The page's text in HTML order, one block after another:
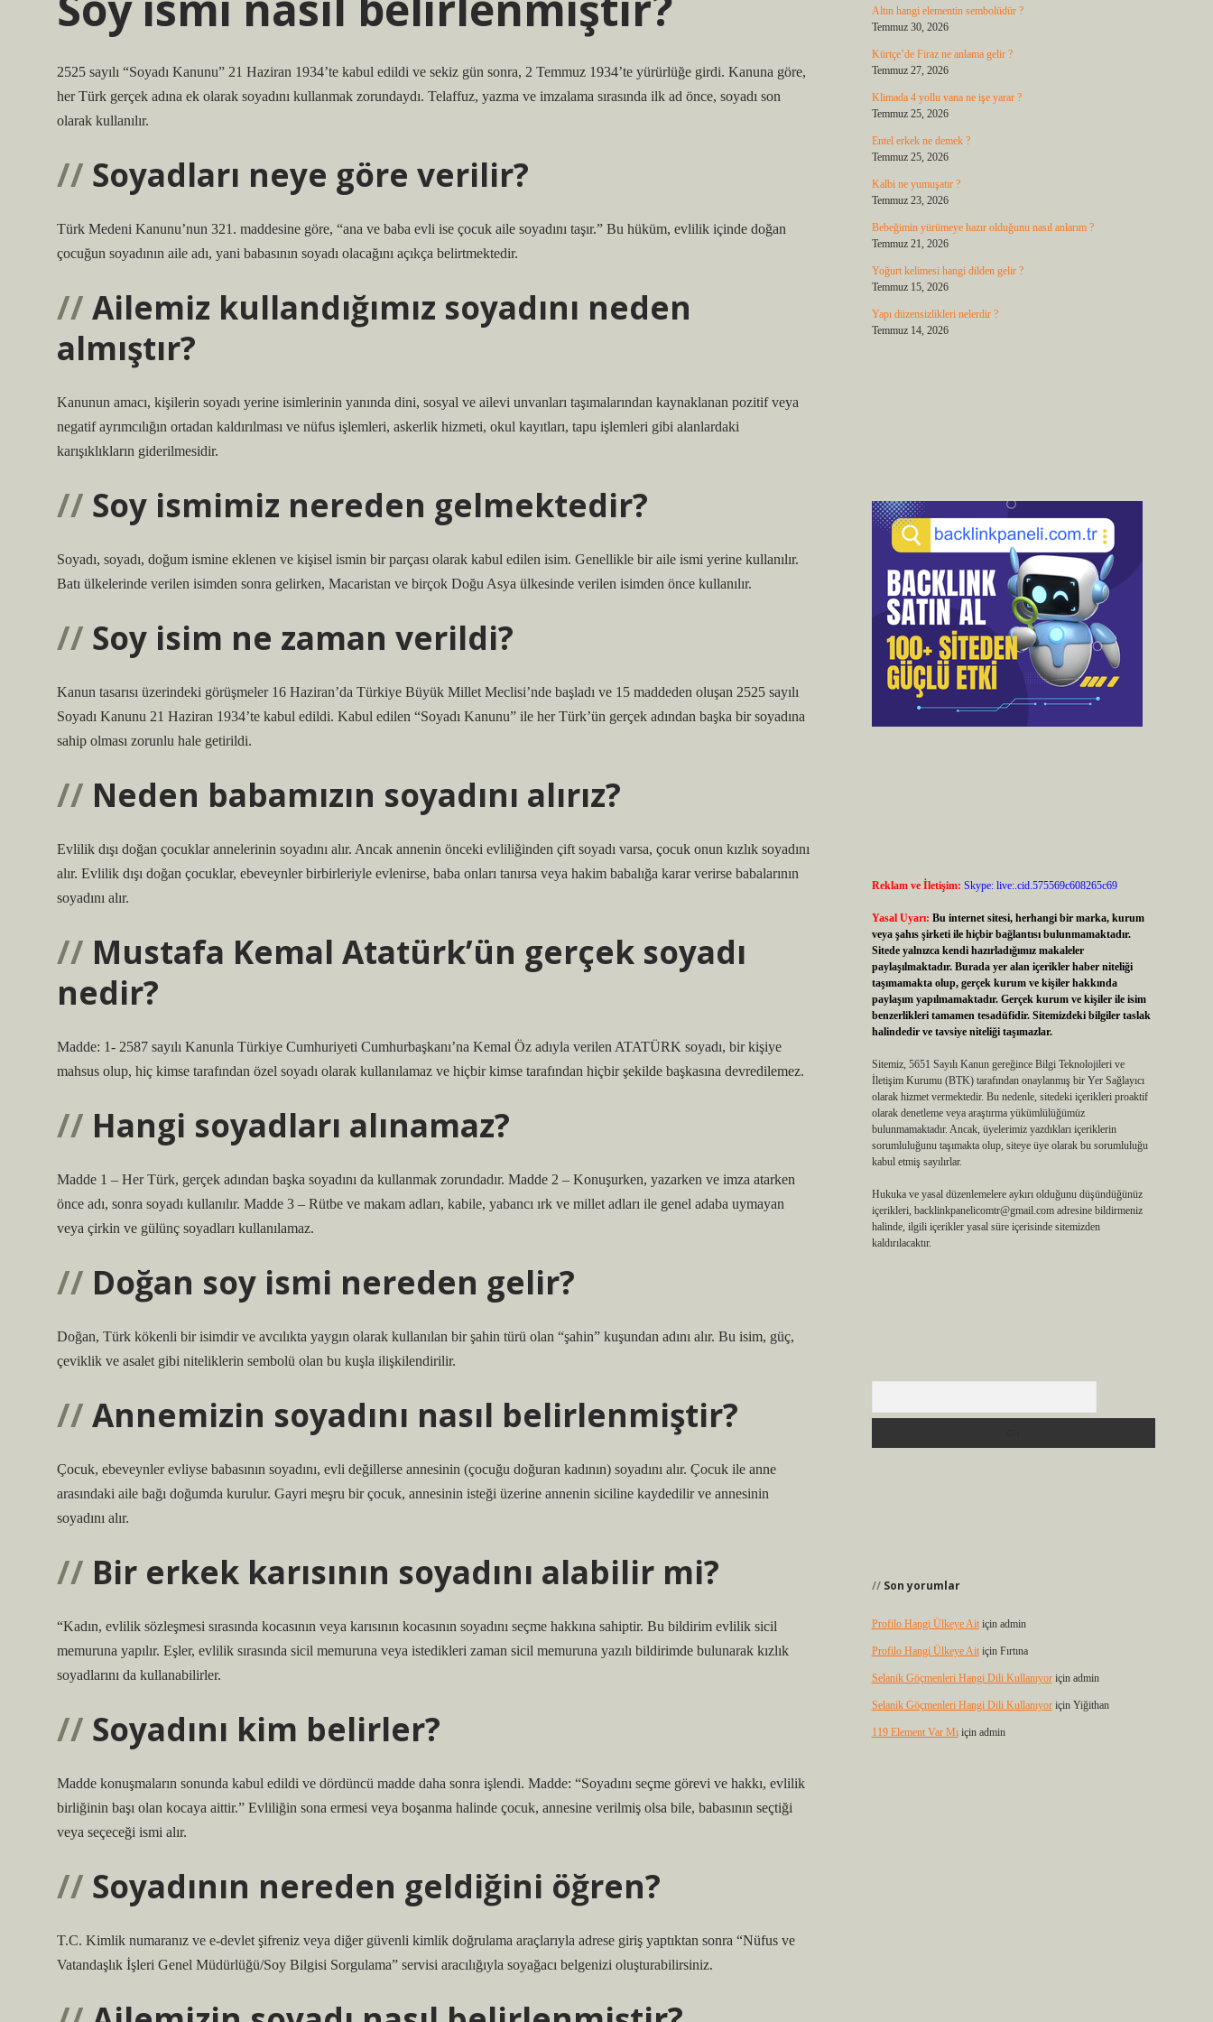
2525 sayılı “Soyadı Kanunu” 21 Haziran 1934’te kabul edildi ve sekiz gün sonra, 2 Temmuz 1934’te yürürlüğe girdi. Kanuna göre,
her Türk gerçek adına ek olarak soyadını kullanmak zorundaydı. Telaffuz, yazma ve imzalama sırasında ilk ad önce, soyadı son
olarak kullanılır.
Soyadları neye göre verilir?
Türk Medeni Kanunu’nun 321. maddesine göre, “ana ve baba evli ise çocuk aile soyadını taşır.” Bu hüküm, evlilik içinde doğan
çocuğun soyadının aile adı, yani babasının soyadı olacağını açıkça belirtmektedir.
Ailemiz kullandığımız soyadını neden
almıştır?
Kanunun amacı, kişilerin soyadı yerine isimlerinin yanında dini, sosyal ve ailevi unvanları taşımalarından kaynaklanan pozitif veya
negatif ayrımcılığın ortadan kaldırılması ve nüfus işlemleri, askerlik hizmeti, okul kayıtları, tapu işlemleri gibi alanlardaki
karışıklıkların giderilmesidir.
Soy ismimiz nereden gelmektedir?
Soyadı, soyadı, doğum ismine eklenen ve kişisel ismin bir parçası olarak kabul edilen isim. Genellikle bir aile ismi yerine kullanılır.
Batı ülkelerinde verilen isimden sonra gelirken, Macaristan ve birçok Doğu Asya ülkesinde verilen isimden önce kullanılır.
Soy isim ne zaman verildi?
Kanun tasarısı üzerindeki görüşmeler 16 Haziran’da Türkiye Büyük Millet Meclisi’nde başladı ve 15 maddeden oluşan 2525 sayılı
Soyadı Kanunu 21 Haziran 1934’te kabul edildi. Kabul edilen “Soyadı Kanunu” ile her Türk’ün gerçek adından başka bir soyadına
sahip olması zorunlu hale getirildi.
Neden babamızın soyadını alırız?
Evlilik dışı doğan çocuklar annelerinin soyadını alır. Ancak annenin önceki evliliğinden çift soyadı varsa, çocuk onun kızlık soyadını
alır. Evlilik dışı doğan çocuklar, ebeveynler birbirleriyle evlenirse, baba onları tanırsa veya hakim babalığa karar verirse babalarının
soyadını alır.
Mustafa Kemal Atatürk’ün gerçek soyadı
nedir?
Madde: 1- 2587 sayılı Kanunla Türkiye Cumhuriyeti Cumhurbaşkanı’na Kemal Öz adıyla verilen ATATÜRK soyadı, bir kişiye
mahsus olup, hiç kimse tarafından özel soyadı olarak kullanılamaz ve hiçbir kimse tarafından hiçbir şekilde başkasına devredilemez.
Hangi soyadları alınamaz?
Madde 1 – Her Türk, gerçek adından başka soyadını da kullanmak zorundadır. Madde 2 – Konuşurken, yazarken ve imza atarken
önce adı, sonra soyadı kullanılır. Madde 3 – Rütbe ve makam adları, kabile, yabancı ırk ve millet adları ile genel adaba uymayan
veya çirkin ve gülünç soyadları kullanılamaz.
Doğan soy ismi nereden gelir?
Doğan, Türk kökenli bir isimdir ve avcılıkta yaygın olarak kullanılan bir şahin türü olan “şahin” kuşundan adını alır. Bu isim, güç,
çeviklik ve asalet gibi niteliklerin sembolü olan bu kuşla ilişkilendirilir.
Annemizin soyadını nasıl belirlenmiştir?
Çocuk, ebeveynler evliyse babasının soyadını, evli değillerse annesinin (çocuğu doğuran kadının) soyadını alır. Çocuk ile anne
arasındaki aile bağı doğumda kurulur. Gayri meşru bir çocuk, annesinin isteği üzerine annenin siciline kaydedilir ve annesinin
soyadını alır.
Bir erkek karısının soyadını alabilir mi?
“Kadın, evlilik sözleşmesi sırasında kocasının veya karısının kocasının soyadını seçme hakkına sahiptir. Bu bildirim evlilik sicil
memuruna yapılır. Eşler, evlilik sırasında sicil memuruna veya istedikleri zaman sicil memuruna yazılı bildirimde bulunarak kızlık
soyadlarını da kullanabilirler.
Soyadını kim belirler?
Madde konuşmaların sonunda kabul edildi ve dördüncü madde daha sonra işlendi. Madde: “Soyadını seçme görevi ve hakkı, evlilik
birliğinin başı olan kocaya aittir.” Evliliğin sona ermesi veya boşanma halinde çocuk, annesine verilmiş olsa bile, babasının seçtiği
veya seçeceği ismi alır.
Soyadının nereden geldiğini öğren?
T.C. Kimlik numaranız ve e-devlet şifreniz veya diğer güvenli kimlik doğrulama araçlarıyla adrese giriş yaptıktan sonra “Nüfus ve
Vatandaşlık İşleri Genel Müdürlüğü/Soy Bilgisi Sorgulama” servisi aracılığıyla soyağacı belgenizi oluşturabilirsiniz.
Altın hangi elementin sembolüdür ?
Temmuz 30, 2026
Kürtçe’de Firaz ne anlama gelir ?
Temmuz 27, 2026
Klimada 4 yollu vana ne işe yarar ?
Temmuz 25, 2026
Entel erkek ne demek ?
Temmuz 25, 2026
Kalbi ne yumuşatır ?
Temmuz 23, 2026
Bebeğimin yürümeye hazır olduğunu nasıl anlarım ?
Temmuz 21, 2026
Yoğurt kelimesi hangi dilden gelir ?
Temmuz 15, 2026
Yapı düzensizlikleri nelerdir ?
Temmuz 14, 2026
Reklam ve İletişim: Skype: live:.cid.575569c608265c69
Yasal Uyarı: Bu internet sitesi, herhangi bir marka, kurum
veya şahıs şirketi ile hiçbir bağlantısı bulunmamaktadır.
Sitede yalnızca kendi hazırladığımız makaleler
paylaşılmaktadır. Burada yer alan içerikler haber niteliği
taşımamakta olup, gerçek kurum ve kişiler hakkında
paylaşım yapılmamaktadır. Gerçek kurum ve kişiler ile isim
benzerlikleri tamamen tesadüfidir. Sitemizdeki bilgiler taslak
halindedir ve tavsiye niteliği taşımazlar.
Sitemiz, 5651 Sayılı Kanun gereğince Bilgi Teknolojileri ve
İletişim Kurumu (BTK) tarafından onaylanmış bir Yer Sağlayıcı
olarak hizmet vermektedir. Bu nedenle, sitedeki içerikleri proaktif
olarak denetleme veya araştırma yükümlülüğümüz
bulunmamaktadır. Ancak, üyelerimiz yazdıkları içeriklerin
sorumluluğunu taşımakta olup, siteye üye olarak bu sorumluluğu
kabul etmiş sayılırlar.
Hukuka ve yasal düzenlemelere aykırı olduğunu düşündüğünüz
içerikleri, backlinkpanelicomtr@gmail.comadresine bildirmeniz
halinde, ilgili içerikler yasal süre içerisinde sitemizden
kaldırılacaktır.
Son yorumlar
Profilo Hangi Ülkeye Aitiçin admin
Profilo Hangi Ülkeye Aitiçin Fırtına
Selanik Göçmenleri Hangi Dili Kullanıyoriçin admin
Selanik Göçmenleri Hangi Dili Kullanıyoriçin Yiğithan
119 Element Var Mıiçin admin